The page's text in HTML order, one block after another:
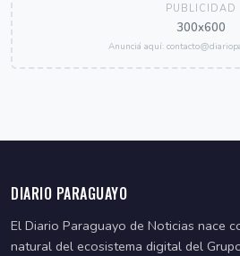
PUBLICIDAD
300x600
Anunciá aquí:
DIARIO PARAGUAYO
El Diario Paraguayo de Noticias nace
natural del ecosistema digital del